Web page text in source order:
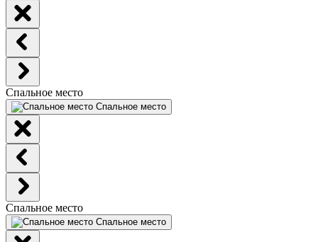
Спальное место
Спальное место
Спальное место
Спальное место